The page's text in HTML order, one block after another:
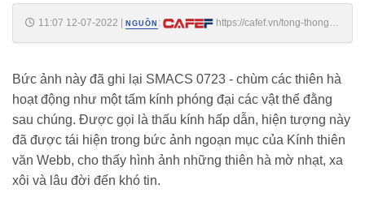
11:07 12-07-2022 NGUỒN :
https://cafef.vn/tong-thong-
Bức ảnh này đã ghi lại SMACS 0723 - chùm các thiên hà
hoạt động như một tấm kính phóng đại các vật thể đằng
sau chúng. Được gọi là thấu kính hấp dẫn, hiện tượng này
đã được tái hiện trong bức ảnh ngoạn mục của Kính thiên
văn Webb, cho thấy hình ảnh những thiên hà mờ nhạt, xa
xôi và lâu đời đến khó tin.